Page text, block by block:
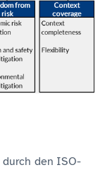
durch den ISO-